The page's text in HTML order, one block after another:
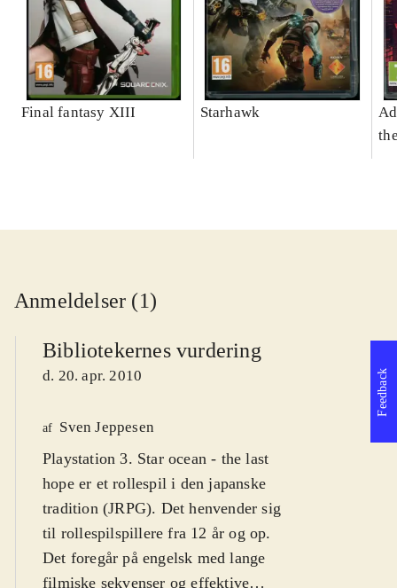
Final fantasy XIII Starhawk
Anmeldelser (1)
Bibliotekernes vurdering
d. 20. apr. 2010
af Sven Jeppesen
Playstation 3. Star ocean - the last
hope er et rollespil i den japanske
tradition (JRPG). Det henvender sig
til rollespilspillere fra 12 år og op.
Det foregår på engelsk med lange
filmiske sekvenser og effektive
Feedback